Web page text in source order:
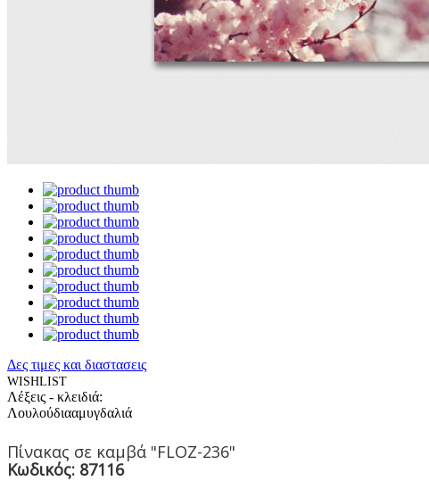
Δες τιμες και διαστασεις
WISHLIST
Λέξεις - κλειδιά:
Λουλούδιααμυγδαλιά
Πίνακας σε καμβά "FLOZ-236"
Κωδικός: 87116